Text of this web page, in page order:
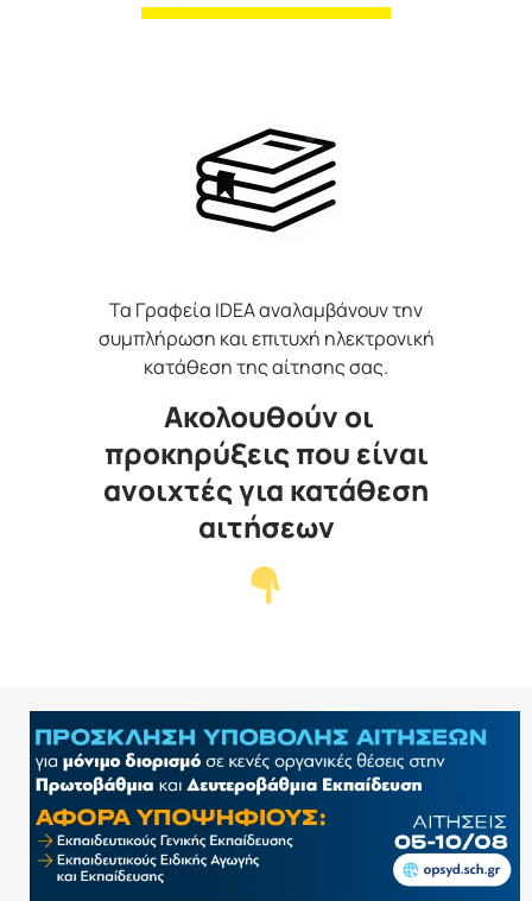
Τα Γραφεία IDEA αναλαμβάνουν την
συμπλήρωση και επιτυχή ηλεκτρονική
κατάθεση της αίτησης σας.
Ακολουθούν οι
προκηρύξεις που είναι
ανοιχτές για κατάθεση
αιτήσεων